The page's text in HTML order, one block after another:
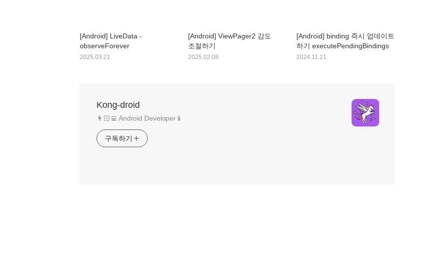
[Android] LiveData -
observeForever
2025.03.21
[Android] ViewPager2 감도
조절하기
2025.02.08
[Android] binding 즉시 업데이트
하기 executePendingBindings
2024.11.21
Kong-droid
👩🏻‍💻 Android Developer📱
구독하기